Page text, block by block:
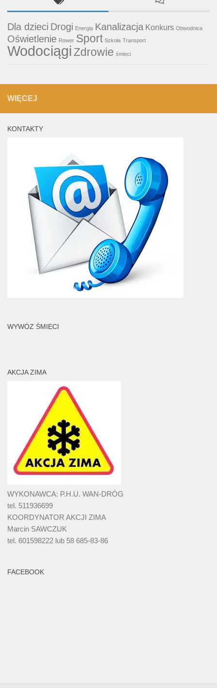
Dla dzieci Drogi Energia Kanalizacja Konkurs Obwodnica
Oświetlenie Rower Sport Szkoła Transport
WodociągiZdrowie śmieci
WIĘCEJ
KONTAKTY
WYWÓZ ŚMIECI
AKCJA ZIMA
WYKONAWCA: P.H.U. WAN-DRÓG
tel. 511936699
KOORDYNATOR AKCJI ZIMA
Marcin SAWCZUK
tel. 601598222 lub 58 685-83-86
FACEBOOK